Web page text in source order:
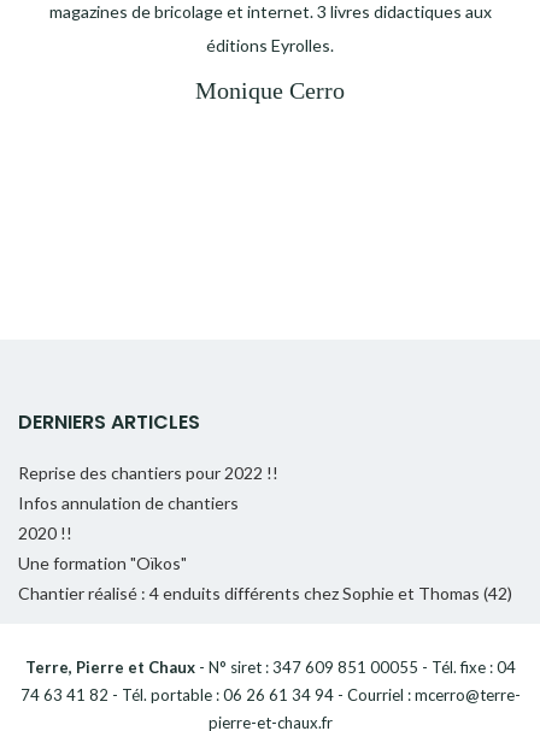
magazines de bricolage et internet. 3 livres didactiques aux
éditions Eyrolles.
Monique Cerro
DERNIERS ARTICLES
Reprise des chantiers pour 2022 !!
Infos annulation de chantiers
2020 !!
Une formation "Oïkos"
Chantier réalisé : 4 enduits différents chez Sophie et Thomas (42)
Terre, Pierre et Chaux- N° siret : 347 609 851 00055 - Tél. fixe : 04
74 63 41 82 - Tél. portable : 06 26 61 34 94 - Courriel : mcerro@terre-
pierre-et-chaux.fr